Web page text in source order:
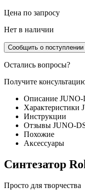
Цена по запросу
Нет в наличии
Сообщить о поступлении
Остались вопросы?
Получите
Описание JUNO-
Характеристики
Инструкции
Отзывы JUNO-
Похожие
Аксессуары
Синтезатор
Просто для творчества